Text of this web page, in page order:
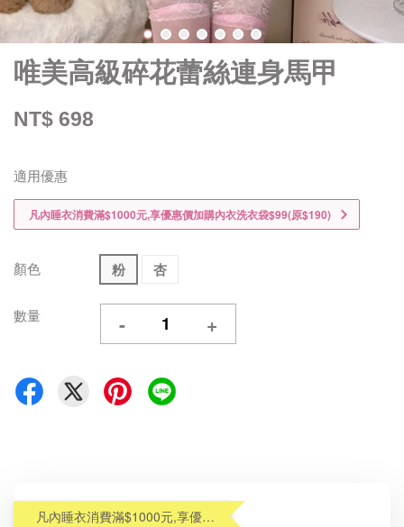
唯美高級碎花蕾絲連身馬甲
NT$ 698
適用優惠
凡內睡衣消費滿$1000元,享優惠價加購內衣洗衣袋$99(原$190)
顏色 粉 杏
數量 - +
凡內睡衣消費滿$1000元,享優惠價加購內衣洗衣袋$99(原$190)